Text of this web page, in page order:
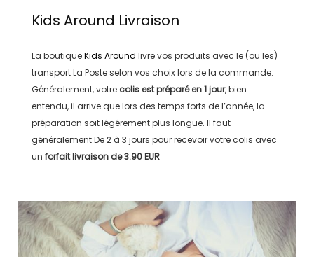
Kids Around Livraison
La boutiqueKids Around livre vos produits avec le (ou les)
transportLa Posteselon vos choix lors de la commande.
Généralement, votre colis est préparé en1 jour, bien
entendu, il arrive que lors des temps forts de l’année, la
préparation soit légérement plus longue. Il faut
généralementDe 2 à 3 jours pour recevoir votre colis avec
un forfait livraison de3.90 EUR